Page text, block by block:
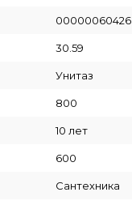
00000060426
30.59
Унитаз
800
10 лет
600
Сантехника